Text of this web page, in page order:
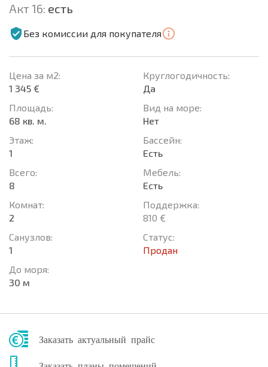
Акт 16: есть
Без комиссии для покупателя
Цена за м2:
1 345 €
Площадь:
68 кв. м.
Этаж:
1
Всего:
8
Комнат:
2
Санузлов:
1
До моря:
30 м
Круглогодичность:
Да
Вид на море:
Нет
Басcейн:
Есть
Мебель:
Есть
Поддержка:
810 €
Статус:
Продан
Заказать актуальный прайс
Заказать планы помещений